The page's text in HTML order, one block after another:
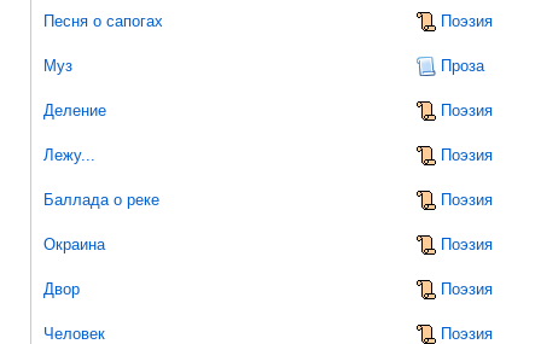
Песня о сапогах Поэзия
Муз Проза
Деление Поэзия
Лежу... Поэзия
Баллада о реке Поэзия
Окраина Поэзия
Двор Поэзия
Человек Поэзия